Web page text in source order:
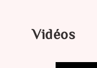
Vidéos